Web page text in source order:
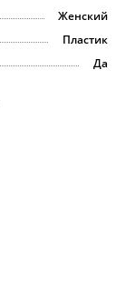
Женский
Пластик
Да